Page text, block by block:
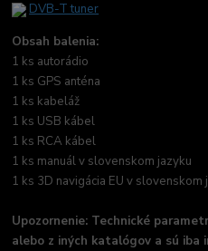
DVB-T tuner
Obsah balenia:
1 ks autorádio
1 ks GPS anténa
1 ks kabeláž
1 ks USB kábel
1 ks RCA kábel
1 ks manuál v slovenskom jazyku
1 ks 3D navigácia EU v slovenskom
Upozornenie: Technické
alebo z iných katalógov a sú iba